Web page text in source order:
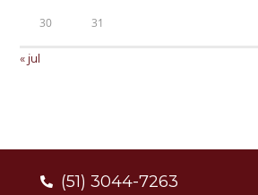
30 31
« jul
(51) 3044-7263